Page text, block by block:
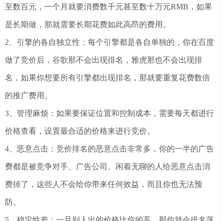
至数百元，一个月就要消费数千元甚至数十万元RMB，如果
是长期做，那就需要长期花费如此高昂的费用。
2、引擎的各自独立性：每个引擎都是各自单独的，你在百度
做了竞价后，谷歌那不会出现排名，雅虎那也不会出现排
名，如果你想要所有引擎都出现排名，那就要重复花费数倍
的推广费用。
3、管理麻烦：如果要保证位置和控制成本，需要每天都进行
价格查看，设置最合适的价格来进行竞价。
4、恶意点击：竞价排名的恶意点击非常多，你的一半的广告
费都是被竞争对手、广告公司、闲着无聊的人给恶意点击消
费掉了，这些人不会给你带来任何效益，而且你也无法预
防。